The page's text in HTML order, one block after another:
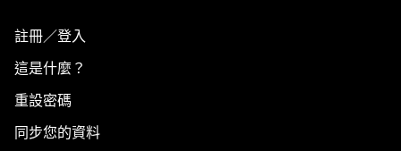
註冊／登入
這是什麼？
重設密碼
同步您的資料